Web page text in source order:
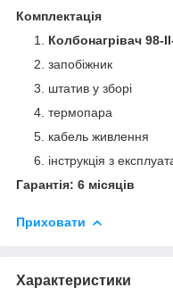
Комплектація
Колбонагрівач 98-
запобіжник
штатив у зборі
термопара
кабель живлення
інструкція з
Гарантія: 6 місяців
Приховати
Характеристики